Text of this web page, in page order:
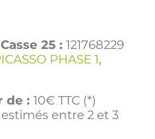
25 : 121768229
PHASE 1,
de : 10€ TTC (*)
entre 2 et 3